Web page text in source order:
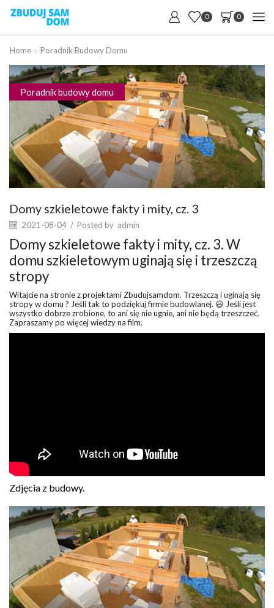
0 0
Home Poradnik Budowy Domu
Poradnik budowy domu
Domy szkieletowe fakty i mity, cz. 3
2021-08-04 / Posted by admin
Domy szkieletowe fakty i mity, cz. 3. W
domu szkieletowym uginają się i trzeszczą
stropy
Witajcie na stronie z projektami Zbudujsamdom. Trzeszczą i uginają się
stropy w domu ? Jeśli tak to podziękuj firmie budowlanej. 😃 Jeśli jest
wszystko dobrze zrobione, to ani się nie ugnie, ani nie będą trzeszczeć.
Zapraszamy po więcej wiedzy na film.
Zdjęcia z budowy.